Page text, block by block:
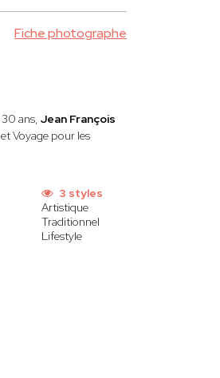
Fiche photographe
ans, Jean François
Voyage pour les
3 styles
Artistique
Traditionnel
Lifestyle